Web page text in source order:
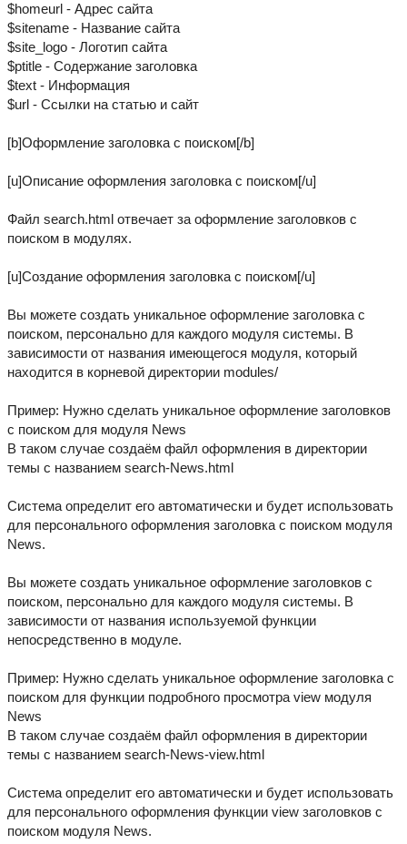
$homeurl - Адрес сайта
$sitename - Название сайта
$site_logo - Логотип сайта
$ptitle - Содержание заголовка
$text - Информация
$url - Ссылки на статью и сайт
[b]Оформление заголовка с поиском[/b]
[u]Описание оформления заголовка с поиском[/u]
Файл search.html отвечает за оформление заголовков с
поиском в модулях.
[u]Создание оформления заголовка с поиском[/u]
Вы можете создать уникальное оформление заголовка с
поиском, персонально для каждого модуля системы. В
зависимости от названия имеющегося модуля, который
находится в корневой директории modules/
Пример: Нужно сделать уникальное оформление заголовков
с поиском для модуля News
В таком случае создаём файл оформления в директории
темы с названием search-News.html
Система определит его автоматически и будет использовать
для персонального оформления заголовка с поиском модуля
News.
Вы можете создать уникальное оформление заголовков с
поиском, персонально для каждого модуля системы. В
зависимости от названия используемой функции
непосредственно в модуле.
Пример: Нужно сделать уникальное оформление заголовка с
поиском для функции подробного просмотра view модуля
News
В таком случае создаём файл оформления в директории
темы с названием search-News-view.html
Система определит его автоматически и будет использовать
для персонального оформления функции view заголовков с
поиском модуля News.